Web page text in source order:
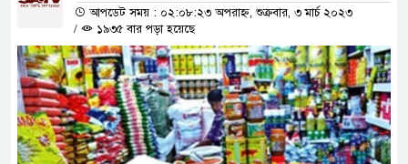
আপডেট সময় : ০২:০৮:২৩ অপরাহ্ন, শুক্রবার, ৩ মার্চ ২০২৩
/
১৯৩৫ বার পড়া হয়েছে